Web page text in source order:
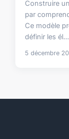
Construire
par
Ce modèle
définir les él...
5 décembre